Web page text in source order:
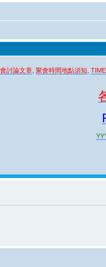
討論文章 聚會時間地點須知